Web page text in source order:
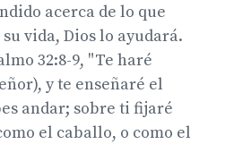
acerca de lo que
vida, Dios lo ayudará.
32:8-9, "Te haré
y te enseñaré el
andar; sobre ti fijaré
el caballo, o como el